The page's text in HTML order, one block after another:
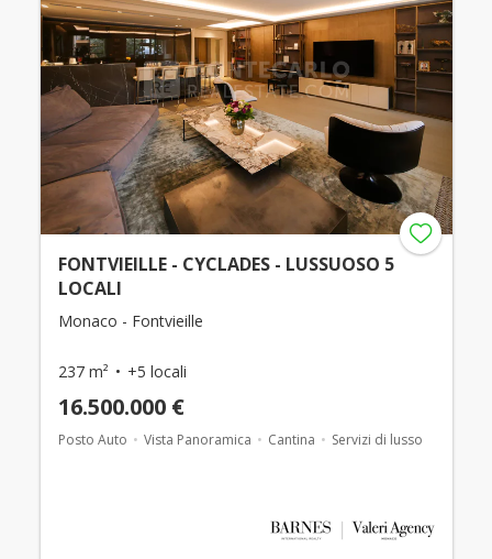
FONTVIEILLE - CYCLADES - LUSSUOSO 5
LOCALI
Monaco - Fontvieille
237 m² +5 locali
16.500.000 €
Posto Auto Vista Panoramica Cantina Servizi di lusso